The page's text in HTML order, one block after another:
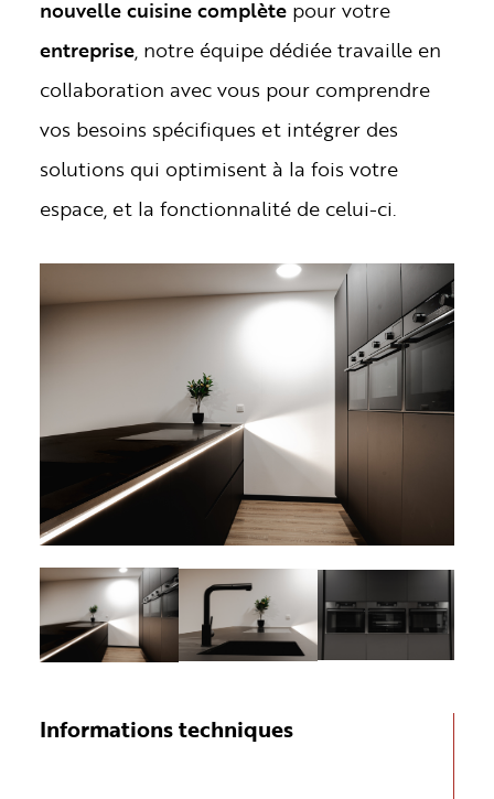
nouvelle cuisine complète pour votre
entreprise, notre équipe dédiée travaille en
collaboration avec vous pour comprendre
vos besoins spécifiques et intégrer des
solutions qui optimisent à la fois votre
espace, et la fonctionnalité de celui-ci.
Informations techniques